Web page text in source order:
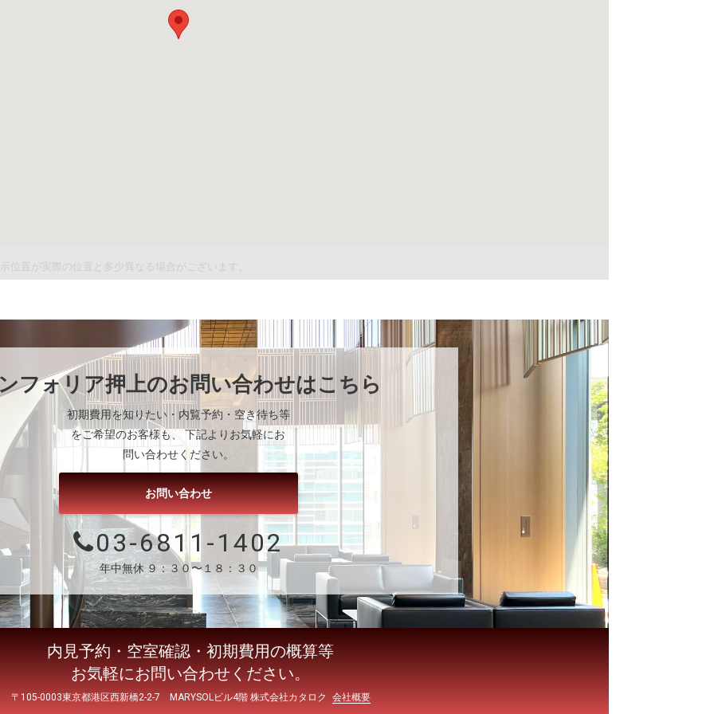
置が実際の位置と多少異なる場合がございます。
フォリア押上のお問い合わせはこちら
初期費用を知りたい・内覧予約・空き待ち等
をご希望のお客様も、 下記よりお気軽にお
問い合わせください。
お問い合わせ
03-6811-1402
年中無休 ９：３０〜１８：３０
内見予約・空室確認・初期費用の概算等
お気軽にお問い合わせください。
〒105-0003東京都港区西新橋2-2-7 MARYSOLビル4階 株式会社カタロク 会社概要